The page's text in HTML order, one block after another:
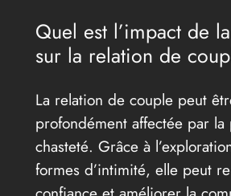
Quel est l’impact de
sur la relation de
La relation de couple peut
profondément affectée par
chasteté. Grâce à
formes d’intimité, elle peut